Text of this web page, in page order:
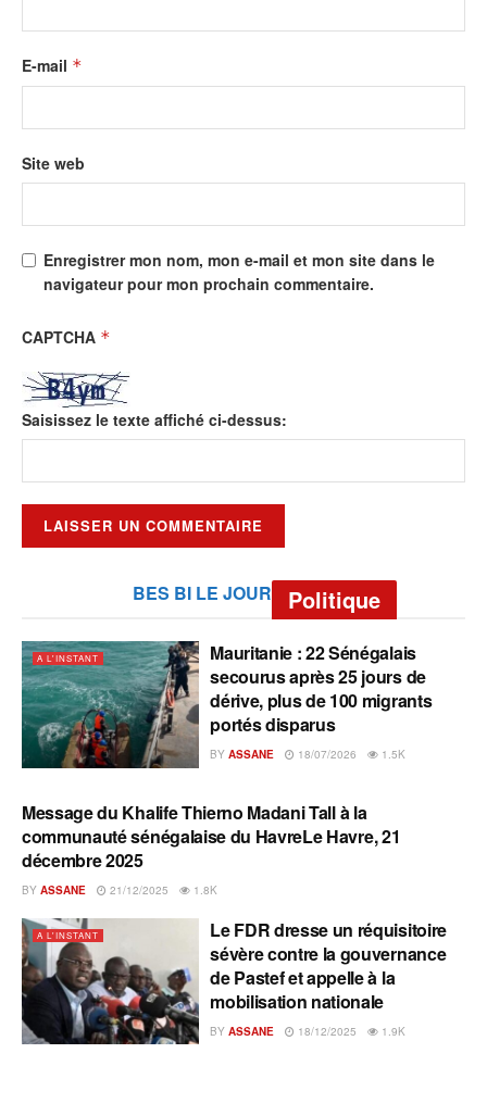
E-mail *
Site web
Enregistrer mon nom, mon e-mail et mon site dans le
navigateur pour mon prochain commentaire.
CAPTCHA *
Saisissez le texte affiché ci-dessus:
BES BI LE JOUR Politique
A L'INSTANT
Mauritanie : 22 Sénégalais
secourus après 25 jours de
dérive, plus de 100 migrants
portés disparus
BY ASSANE 18/07/2026 1.5K
A L'INSTANT
Message du Khalife Thierno Madani Tall à la
communauté sénégalaise du HavreLe Havre, 21
décembre 2025
BY ASSANE 21/12/2025 1.8K
A L'INSTANT
Le FDR dresse un réquisitoire
sévère contre la gouvernance
de Pastef et appelle à la
mobilisation nationale
BY ASSANE 18/12/2025 1.9K